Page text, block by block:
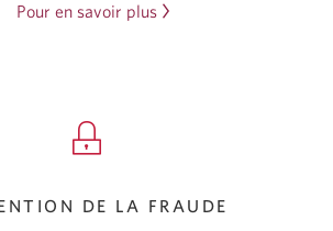
Pour en savoir plus sur
DE LA FRAUDE